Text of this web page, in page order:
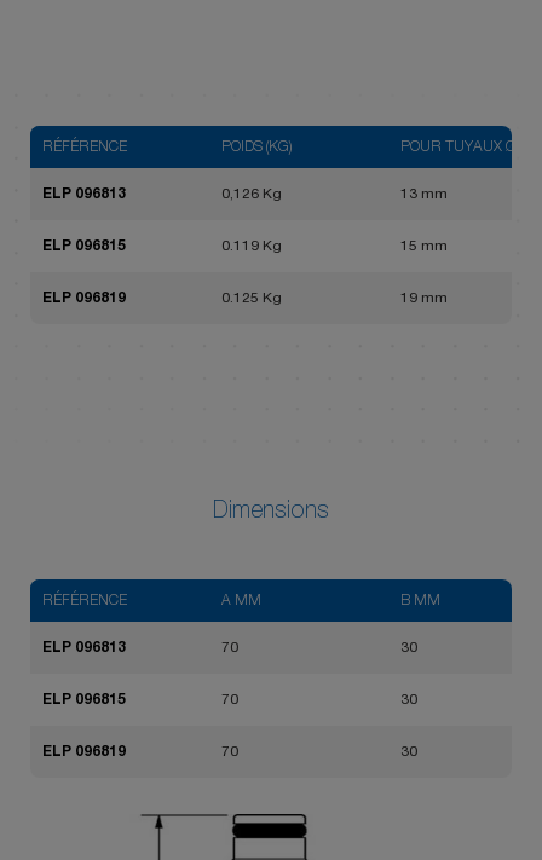
RÉFÉRENCE POIDS (KG) POUR TUYAUX Ø
ELP 096813 0,126 Kg 13 mm
ELP 096815 0.119 Kg 15 mm
ELP 096819 0.125 Kg 19 mm
Dimensions
RÉFÉRENCE A MM B MM
ELP 096813 70 30
ELP 096815 70 30
ELP 096819 70 30